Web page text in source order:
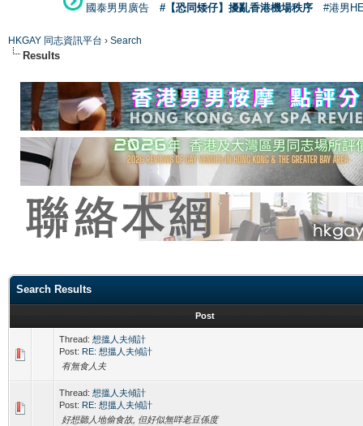
國泰男男廣告
#【恐同矮仔】擾亂香港機場秩序 #港男
HKGAY 同志資訊平台 › Search
Results
Search Results
Post
Thread: 想搵人夫傾計
Post: RE: 想搵人夫傾計
有無食人夫
Thread: 想搵人夫傾計
Post: RE: 想搵人夫傾計
好想聽人地偷食故, 但好似無咩老豆係度